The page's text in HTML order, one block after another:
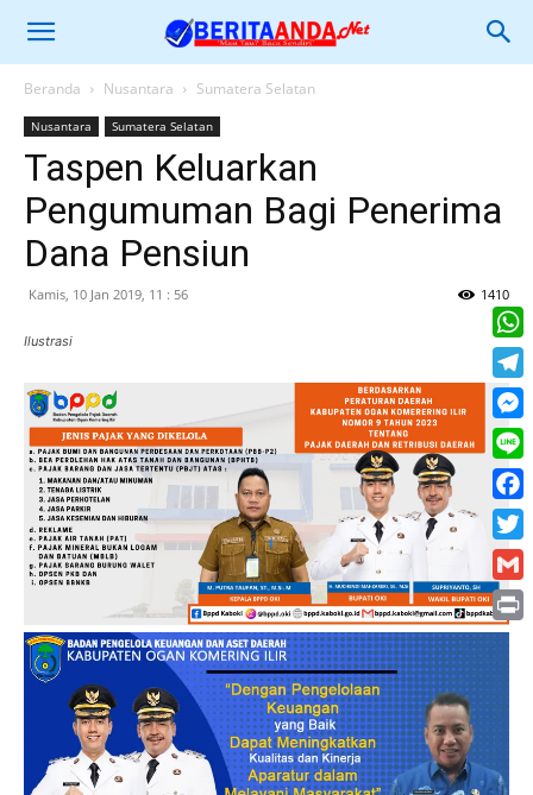
Beranda Nusantara Sumatera Selatan
Nusantara Sumatera Selatan
Taspen Keluarkan
Pengumuman Bagi Penerima
Dana Pensiun
Kamis, 10 Jan 2019, 11 : 56 1410
Ilustrasi
Line
Print